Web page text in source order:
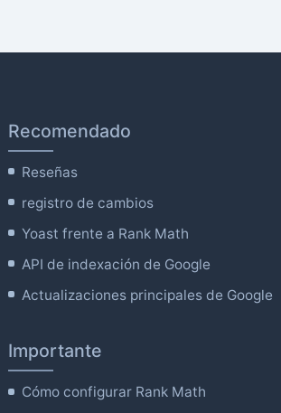
Recomendado
Reseñas
registro de cambios
Yoast frente a Rank Math
API de indexación de Google
Actualizaciones principales de Google
Importante
Cómo configurar Rank Math